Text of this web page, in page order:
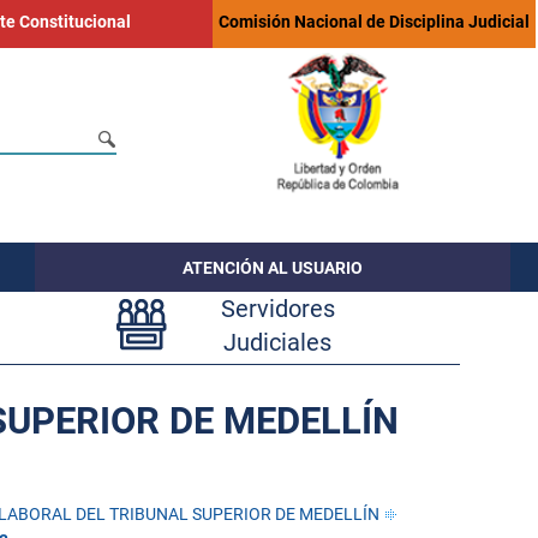
Constitucional Comisión Nacional de Disciplina Judicial
ATENCIÓN AL USUARIO
Servidores
Judiciales
DE MEDELLÍN
DEL TRIBUNAL SUPERIOR DE MEDELLÍN